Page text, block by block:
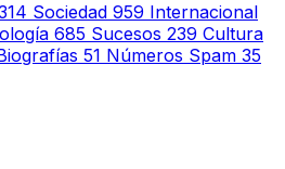
Sociedad 959 Internacional
685 Sucesos 239 Cultura
51 Números Spam 35